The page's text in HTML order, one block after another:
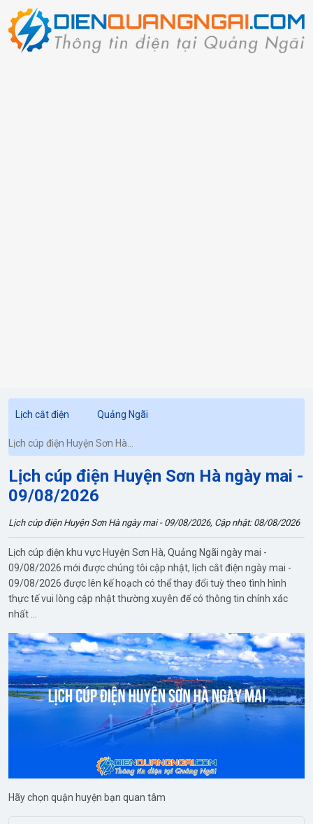
Lịch cắt điện Quảng Ngãi
Lịch cúp điện Huyện Sơn Hà
ngày mai
Lịch cúp điện Huyện Sơn Hà ngày mai -
09/08/2026
Lịch cúp điện Huyện Sơn Hà ngày mai - 09/08/2026, Cập nhật: 08/08/2026
Lịch cúp điện khu vực Huyện Sơn Hà, Quảng Ngãi ngày mai -
09/08/2026 mới được chúng tôi cập nhật, lịch cắt điện ngày mai -
09/08/2026 được lên kế hoạch có thể thay đổi tuỳ theo tình hình
thực tế vui lòng cập nhật thường xuyên để có thông tin chính xác
nhất ...
Hãy chọn quận huyện bạn quan tâm